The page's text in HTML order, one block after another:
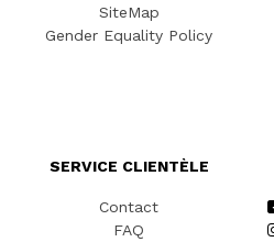
SiteMap
Gender Equality Policy
SERVICE CLIENTÈLE
Contact
FAQ